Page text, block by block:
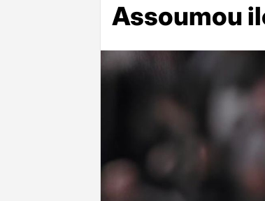
Assoumou